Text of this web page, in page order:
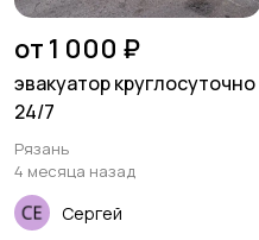
от 1 000 ₽
эвакуатор круглосуточно
24/7
Рязань
4 месяца назад
Сергей